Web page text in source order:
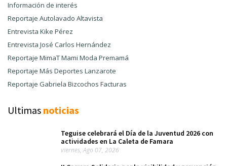
Información de interés
Reportaje Autolavado Altavista
Entrevista Kike Pérez
Entrevista José Carlos Hernández
Reportaje MimaT Mami Moda Premamá
Reportaje Más Deportes Lanzarote
Reportaje Gabriela Bizcochos Facturas
Ultimas noticias
Teguise celebrará el Día de la Juventud 2026 con
actividades en La Caleta de Famara
viernes, Ago 07, 2026